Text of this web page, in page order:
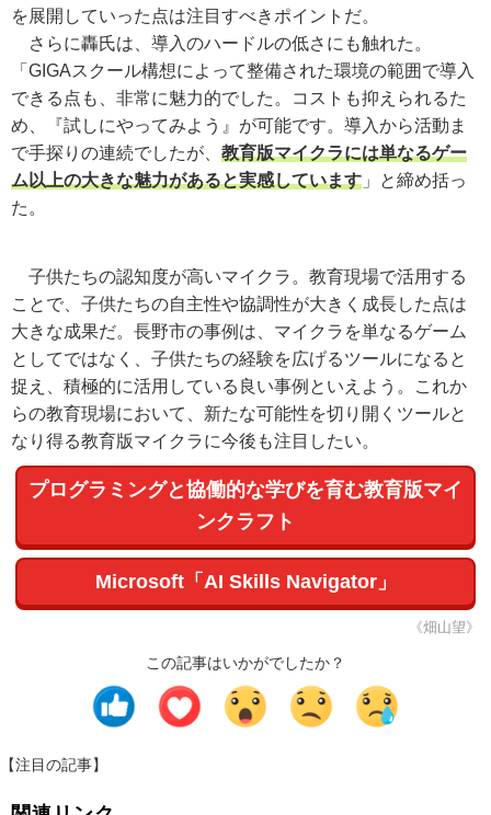
を展開していった点は注目すべきポイントだ。
さらに轟氏は、導入のハードルの低さにも触れた。
「GIGAスクール構想によって整備された環境の範囲で導入
できる点も、非常に魅力的でした。コストも抑えられるた
め、『試しにやってみよう』が可能です。導入から活動ま
で手探りの連続でしたが、 教育版マイクラには単なるゲー
ム以上の大きな魅力があると実感しています 」と締め括っ
た。
子供たちの認知度が高いマイクラ。教育現場で活用する
ことで、子供たちの自主性や協調性が大きく成長した点は
大きな成果だ。長野市の事例は、マイクラを単なるゲーム
としてではなく、子供たちの経験を広げるツールになると
捉え、積極的に活用している良い事例といえよう。これか
らの教育現場において、新たな可能性を切り開くツールと
なり得る教育版マイクラに今後も注目したい。
プログラミングと協働的な学びを育む教育版マイ
ンクラフト
Microsoft「AI Skills Navigator」
《畑山望》
この記事はいかがでしたか？
【注目の記事】